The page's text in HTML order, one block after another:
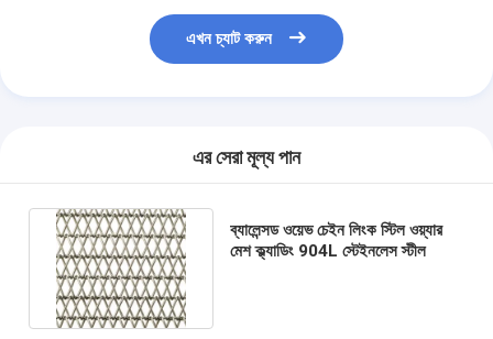
এখন চ্যাট করুন
এর সেরা মূল্য পান
ব্যালেন্সড ওয়েভ চেইন লিংক স্টিল ওয়্যার
মেশ ক্ল্যাডিং 904L স্টেইনলেস স্টীল